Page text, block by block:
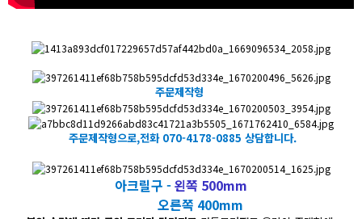
주문제작형
​주문제작형으로,전화 070-4178-0885 상담합니다.
아크릴구 -왼쪽 500mm
오른쪽 400mm